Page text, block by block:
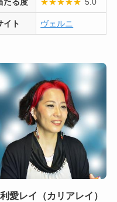
イト ヴェルニ
愛レイ（カリアレイ）